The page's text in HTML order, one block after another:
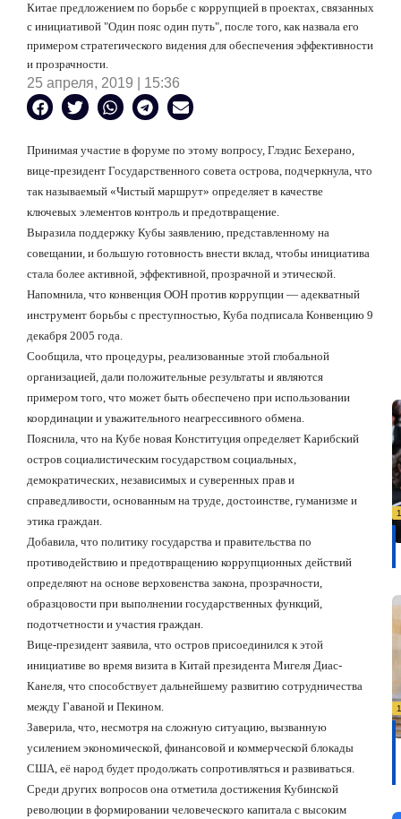
Китае предложением по борьбе с коррупцией в проектах, связанных
с инициативой "Один пояс один путь", после того, как назвала его
примером стратегического видения для обеспечения эффективности
и прозрачности.
25 апреля, 2019 | 15:36
Принимая участие в форуме по этому вопросу, Глэдис Бехерано,
вице-президент Государственного совета острова, подчеркнула, что
так называемый «Чистый маршрут» определяет в качестве
ключевых элементов контроль и предотвращение.
Выразила поддержку Кубы заявлению, представленному на
совещании, и большую готовность внести вклад, чтобы инициатива
стала более активной, эффективной, прозрачной и этической.
Напомнила, что конвенция ООН против коррупции — адекватный
инструмент борьбы с преступностью, Куба подписала Конвенцию 9
декабря 2005 года.
Сообщила, что процедуры, реализованные этой глобальной
организацией, дали положительные результаты и являются
примером того, что может быть обеспечено при использовании
координации и уважительного неагрессивного обмена.
Пояснила, что на Кубе новая Конституция определяет Карибский
остров социалистическим государством социальных,
демократических, независимых и суверенных прав и
справедливости, основанным на труде, достоинстве, гуманизме и
этика граждан.
Добавила, что политику государства и правительства по
противодействию и предотвращению коррупционных действий
определяют на основе верховенства закона, прозрачности,
образцовости при выполнении государственных функций,
подотчетности и участия граждан.
Вице-президент заявила, что остров присоединился к этой
инициативе во время визита в Китай президента Мигеля Диас-
Канеля, что способствует дальнейшему развитию сотрудничества
между Гаваной и Пекином.
Заверила, что, несмотря на сложную ситуацию, вызванную
усилением экономической, финансовой и коммерческой блокады
США, её народ будет продолжать сопротивляться и развиваться.
Среди других вопросов она отметила достижения Кубинской
революции в формировании человеческого капитала с высоким